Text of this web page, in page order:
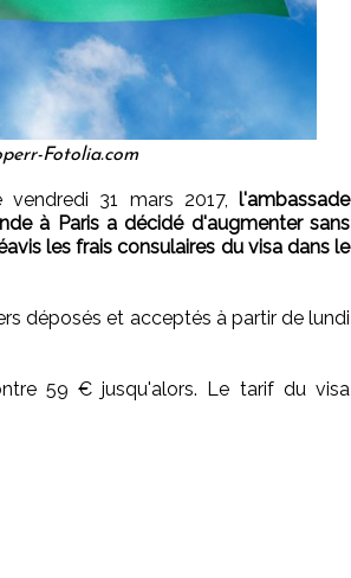
Fotolia.com
vendredi 31 mars 2017, l'ambassade
à Paris a décidé d'augmenter sans
les frais consulaires du visa dans le
déposés et acceptés à partir de lundi
59 € jusqu'alors. Le tarif du visa